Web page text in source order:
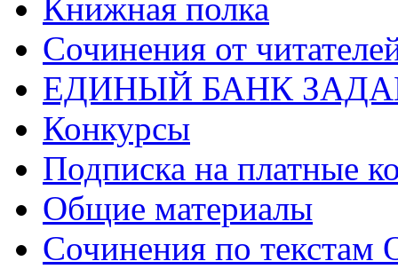
Книжная полка
Cочинения от
ЕДИНЫЙ БАНК
Конкурсы
Подписка на платные
Общие материалы
Сочинения по текстам